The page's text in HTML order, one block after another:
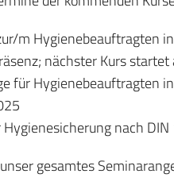
m Hygienebeauftragten
nächster Kurs
für Hygienebeauftragten
nach
gesamtes